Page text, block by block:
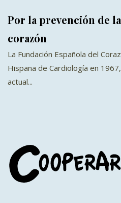
Por la prevención de
corazón
La Fundación Española del
Hispana de Cardiología en
actual...